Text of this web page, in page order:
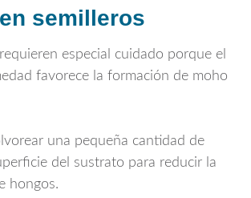
semilleros
especial cuidado porque el
favorece la formación de moho
una pequeña cantidad de
del sustrato para reducir la
hongos.